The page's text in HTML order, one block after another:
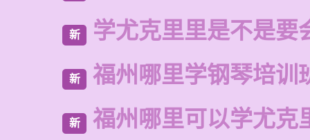
新 学尤克里里是不是要
新 福州哪里学钢琴培训
新 福州哪里可以学尤克